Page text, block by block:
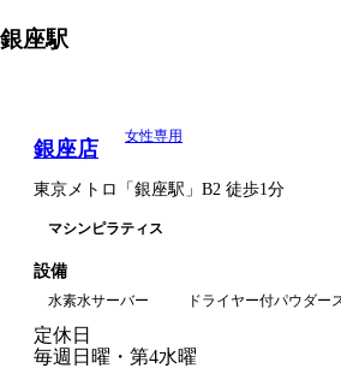
銀座駅
銀座店
女性専用
東京メトロ 「銀座駅 」 B2 徒歩1分
マシンピラティス
設備
水素水サーバー ドライヤー付パウダー
定休日
毎週日曜・第4水曜